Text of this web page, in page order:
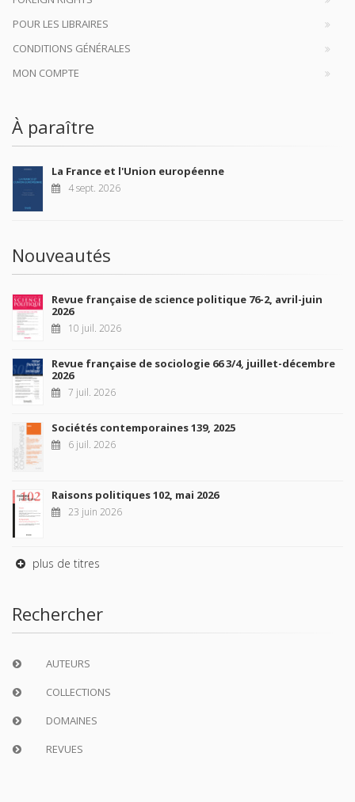
POUR LES LIBRAIRES
CONDITIONS GÉNÉRALES
MON COMPTE
À paraître
La France et l'Union européenne
4 sept. 2026
Nouveautés
Revue française de science politique 76-2, avril-juin
2026
10 juil. 2026
Revue française de sociologie 66 3/4, juillet-décembre
2026
7 juil. 2026
Sociétés contemporaines 139, 2025
6 juil. 2026
Raisons politiques 102, mai 2026
23 juin 2026
plus de titres
Rechercher
AUTEURS
COLLECTIONS
DOMAINES
REVUES